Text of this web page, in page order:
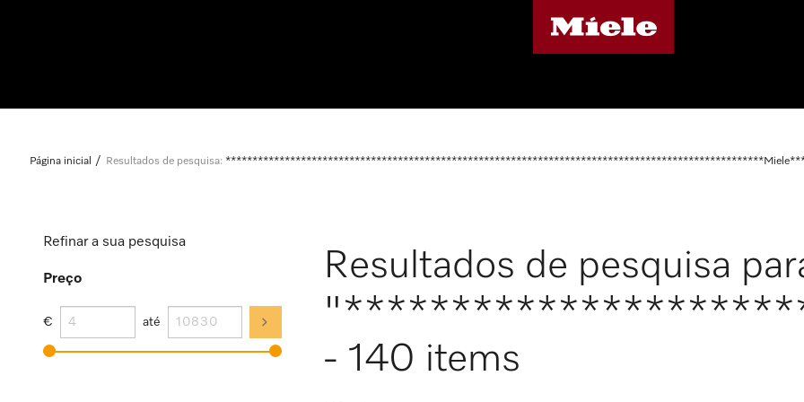
Página inicial Resultados de pesquisa:
Refinar a sua pesquisa
Preço
€ até
Resultados de pesquisa
- 140 items